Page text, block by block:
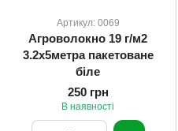
Артикул: 0069
Агроволокно 19 г/м2
3.2х5метра пакетоване
біле
250 грн
В наявності